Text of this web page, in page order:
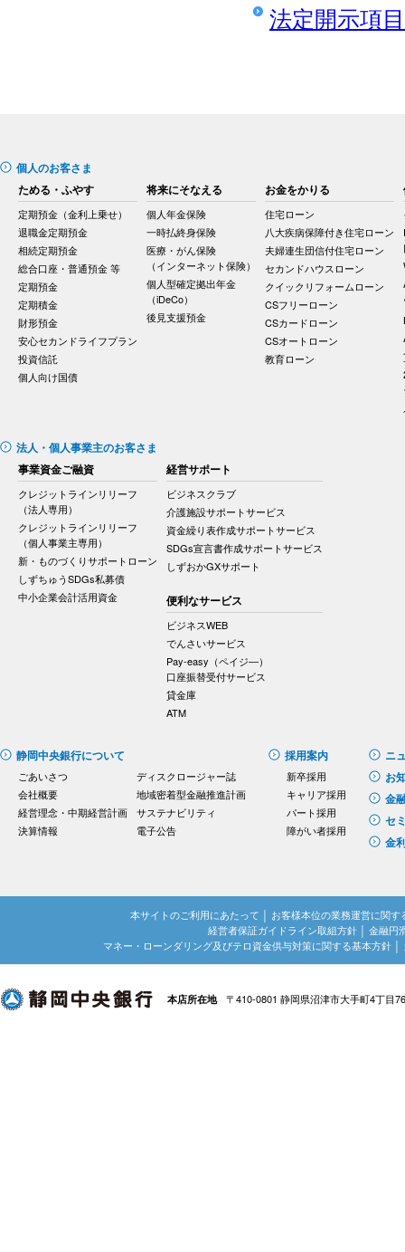
法定開示項目
個人のお客さま
ためる・ふやす
定期預金（金利上乗せ）
退職金定期預金
相続定期預金
総合口座・普通預金 等
定期預金
定期積金
財形預金
安心セカンドライフプラン
投資信託
個人向け国債
将来にそなえる
個人年金保険
一時払終身保険
医療・がん保険
（インターネット保険）
個人型確定拠出年金
（iDeCo）
後見支援預金
お金をかりる
住宅ローン
八大疾病保障付き住宅ローン
夫婦連生団信付住宅ローン
セカンドハウスローン
クイックリフォームローン
CSフリーローン
CSカードローン
CSオートローン
教育ローン
法人・個人事業主のお客さま
事業資金ご融資
クレジットラインリリーフ
（法人専用）
クレジットラインリリーフ
（個人事業主専用）
新・ものづくりサポートローン
しずちゅうSDGs私募債
中小企業会計活用資金
経営サポート
ビジネスクラブ
介護施設サポートサービス
資金繰り表作成サポートサービス
SDGs宣言書作成サポートサービス
しずおかGXサポート
便利なサービス
ビジネスWEB
でんさいサービス
Pay-easy（ペイジ―）
口座振替受付サービス
貸金庫
ATM
静岡中央銀行について
ごあいさつ
会社概要
経営理念・中期経営計画
決算情報
ディスクロージャー誌
地域密着型金融推進計画
サステナビリティ
電子公告
採用案内
新卒採用
キャリア採用
パート採用
障がい者採用
ニ
お
金
セ
金
本サイトのご利用にあたって │ お客様本位の業務運営に関す
経営者保証ガイドライン取組方針│ 金融円
マネー・ローンダリング及びテロ資金供与対策に関する基本方針 │
本店所在地 〒410-0801 静岡県沼津市大手町4丁目